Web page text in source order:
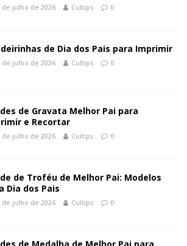
de julho de 2026 Cultips 0
de Dia dos Pais para Imprimir
de julho de 2026 Cultips 0
de Gravata Melhor Pai para
e Recortar
de julho de 2026 Cultips 0
de Troféu de Melhor Pai: Modelos
Dia dos Pais
de julho de 2026 Cultips 0